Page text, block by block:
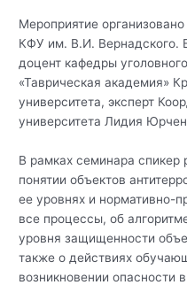
Мероприятие
КФУ им. В.И. Вернадского.
доцент кафедры
«Таврическая академия»
университета, эксперт
университета Лидия
В рамках семинара спикер
понятии объектов
ее уровнях и нормативно-
все процессы, об
уровня защищенности
также о действиях
возникновении опасности